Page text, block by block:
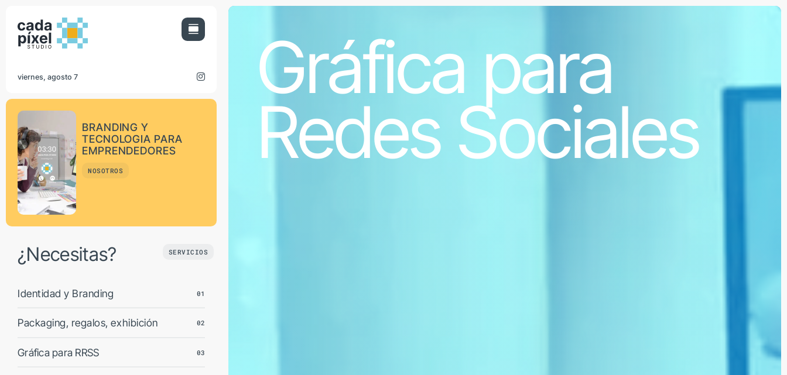
contenido
viernes, agosto 7
BRANDING Y
TECNOLOGIA PARA
EMPRENDEDORES
NOSOTROS
¿Necesitas? SERVICIOS
Identidad y Branding 01
Packaging, regalos, exhibición 02
Gráfica para RRSS 03
Gráfica para
Redes Sociales